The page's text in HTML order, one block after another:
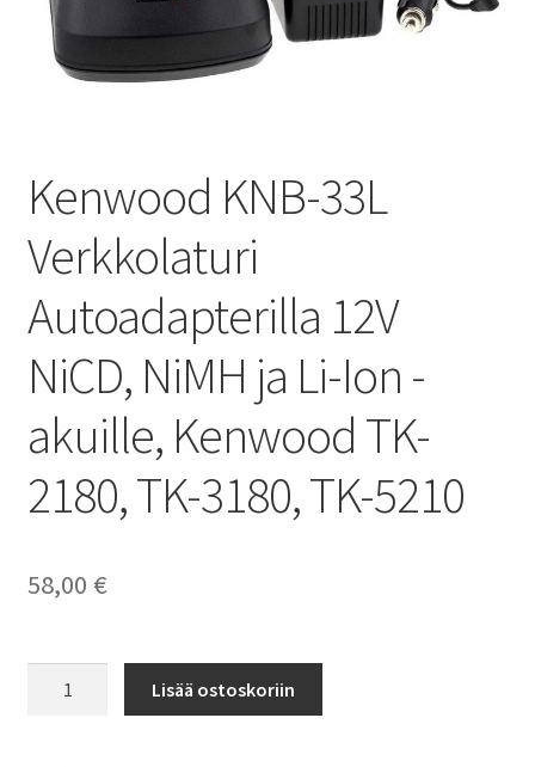
Kenwood KNB-33L
Verkkolaturi
Autoadapterilla 12V
NiCD, NiMH ja Li-Ion -
akuille, Kenwood TK-
2180, TK-3180, TK-5210
58,00 €
Lisää ostoskoriin